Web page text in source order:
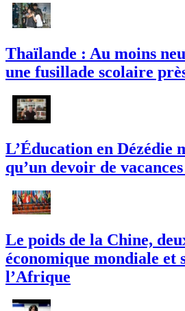
Thaïlande : Au moins
une fusillade scolaire
L’Éducation en Dézédie
qu’un devoir de
Le poids de la Chine,
économique mondiale et
l’Afrique